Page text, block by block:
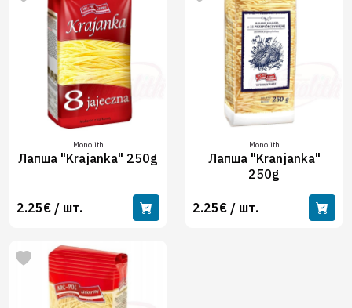
Monolith
Лапша "Krajanka" 250g
2.25€ / шт.
Monolith
Лапша "Kranjanka"
250g
2.25€ / шт.